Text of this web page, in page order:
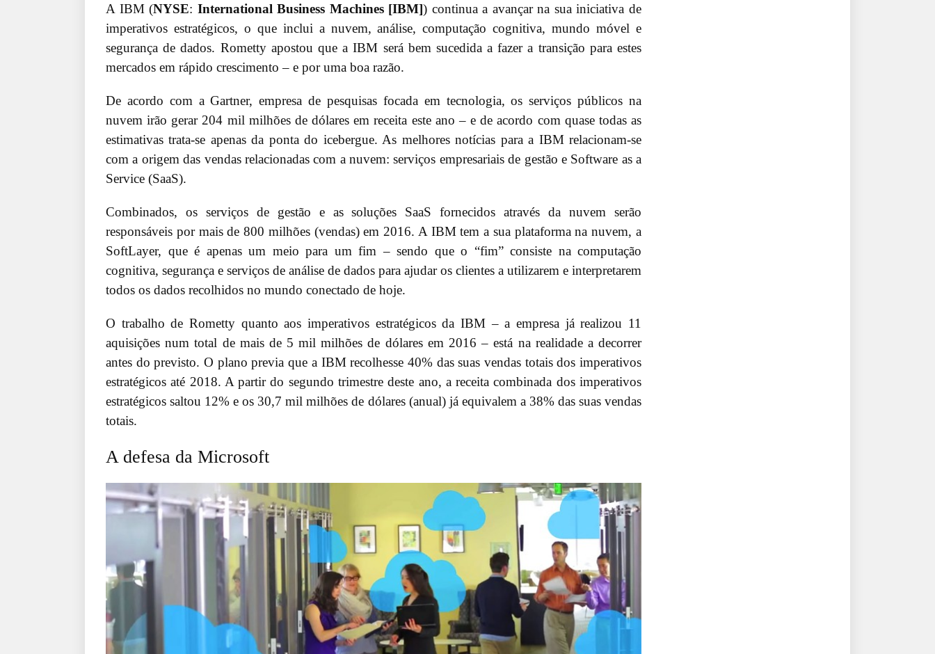
A IBM (NYSE: International Business Machines [IBM]) continua a avançar na sua iniciativa de
imperativos estratégicos, o que inclui a nuvem, análise, computação cognitiva, mundo móvel e
segurança de dados. Rometty apostou que a IBM será bem sucedida a fazer a transição para estes
mercados em rápido crescimento – e por uma boa razão.
De acordo com a Gartner, empresa de pesquisas focada em tecnologia, os serviços públicos na
nuvem irão gerar 204 mil milhões de dólares em receita este ano – e de acordo com quase todas as
estimativas trata-se apenas da ponta do icebergue. As melhores notícias para a IBM relacionam-se
com a origem das vendas relacionadas com a nuvem: serviços empresariais de gestão e Software as a
Service (SaaS).
Combinados, os serviços de gestão e as soluções SaaS fornecidos através da nuvem serão
responsáveis por mais de 800 milhões (vendas) em 2016. A IBM tem a sua plataforma na nuvem, a
SoftLayer, que é apenas um meio para um fim – sendo que o “fim” consiste na computação
cognitiva, segurança e serviços de análise de dados para ajudar os clientes a utilizarem e interpretarem
todos os dados recolhidos no mundo conectado de hoje.
O trabalho de Rometty quanto aos imperativos estratégicos da IBM – a empresa já realizou 11
aquisições num total de mais de 5 mil milhões de dólares em 2016 – está na realidade a decorrer
antes do previsto. O plano previa que a IBM recolhesse 40% das suas vendas totais dos imperativos
estratégicos até 2018. A partir do segundo trimestre deste ano, a receita combinada dos imperativos
estratégicos saltou 12% e os 30,7 mil milhões de dólares (anual) já equivalem a 38% das suas vendas
totais.
A defesa da Microsoft